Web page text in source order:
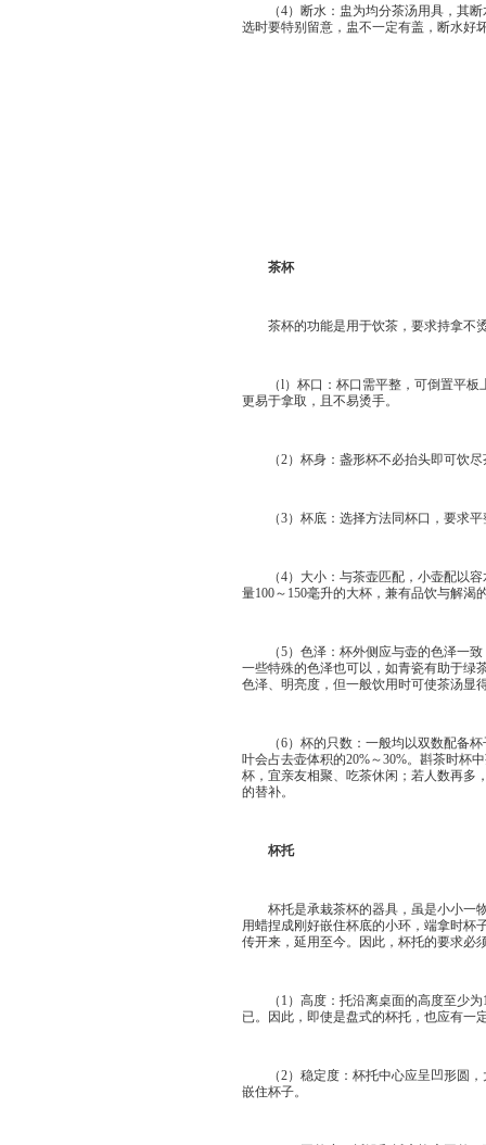
（4）断水：盅为均分茶汤用具，其断
选时要特别留意，盅不一定有盖，断水好
茶杯
茶杯的功能是用于饮茶，要求持拿不烫
（l）杯口：杯口需平整，可倒置平板
更易于拿取，且不易烫手。
（2）杯身：盏形杯不必抬头即可饮尽
（3）杯底：选择方法同杯口，要求平
（4）大小：与茶壶匹配，小壶配以容
量100～150毫升的大杯，兼有品饮与解渴
（5）色泽：杯外侧应与壶的色泽一致
一些特殊的色泽也可以，如青瓷有助于绿
色泽、明亮度，但一般饮用时可使茶汤显
（6）杯的只数：一般均以双数配备杯
叶会占去壶体积的20%～30%。斟茶时杯
杯，宜亲友相聚、吃茶休闲；若人数再多
的替补。
杯托
杯托是承栽茶杯的器具，虽是小小一物
用蜡捏成刚好嵌住杯底的小环，端拿时杯
传开来，延用至今。因此，杯托的要求必
（1）高度：托沿离桌面的高度至少为
已。因此，即使是盘式的杯托，也应有一
（2）稳定度：杯托中心应呈凹形圆，
嵌住杯子。